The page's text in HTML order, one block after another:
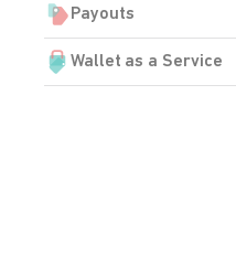
Payouts
Wallet as a Service